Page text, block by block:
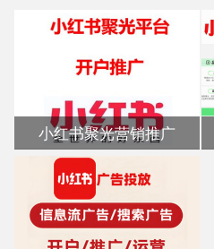
小红书聚光营销推广